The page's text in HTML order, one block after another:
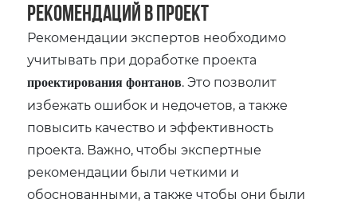
рекомендаций в проект
Рекомендации экспертов необходимо
учитывать при доработке проекта
проектирования фонтанов. Это позволит
избежать ошибок и недочетов‚ а также
повысить качество и эффективность
проекта. Важно‚ чтобы экспертные
рекомендации были четкими и
обоснованными‚ а также чтобы они были